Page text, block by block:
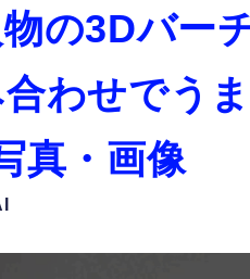
の3Dバー
合わせでう
真・画像